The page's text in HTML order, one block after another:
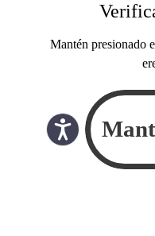
Mantén presionado